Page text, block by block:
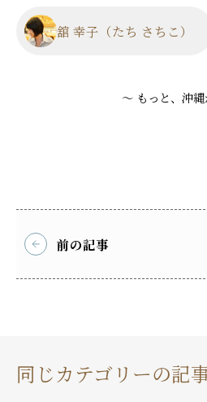
舘 幸子（たち さちこ）
～ もっと、沖
前の記事
同じカテゴリーの記